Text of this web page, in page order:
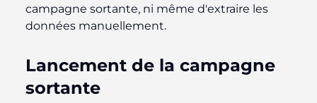
campagne sortante, ni même d'extraire les
données manuellement.
Lancement de la campagne
sortante